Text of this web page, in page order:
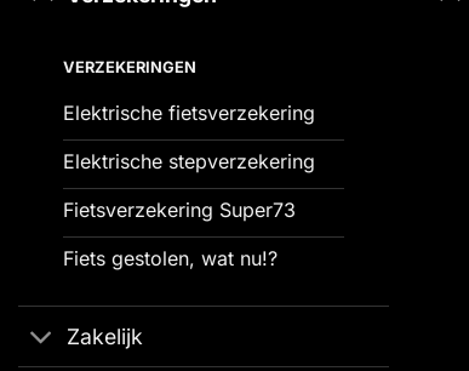
VERZEKERINGEN
Elektrische fietsverzekering
Elektrische stepverzekering
Fietsverzekering Super73
Fiets gestolen, wat nu!?
Zakelijk